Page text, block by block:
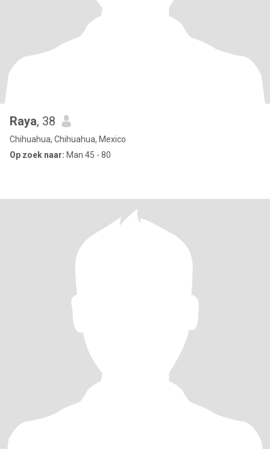
Raya, 38
Chihuahua, Chihuahua, Mexico
Op zoek naar: Man 45 - 80